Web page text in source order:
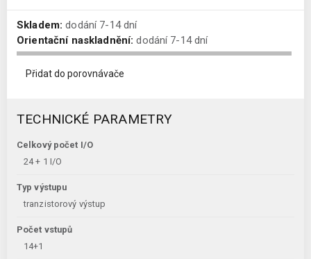
Skladem: dodání 7-14 dní
Orientační naskladnění: dodání 7-14 dní
Přidat do porovnávače
TECHNICKÉ PARAMETRY
Celkový počet I/O
24 + 1 I/O
Typ výstupu
tranzistorový výstup
Počet vstupů
14+1